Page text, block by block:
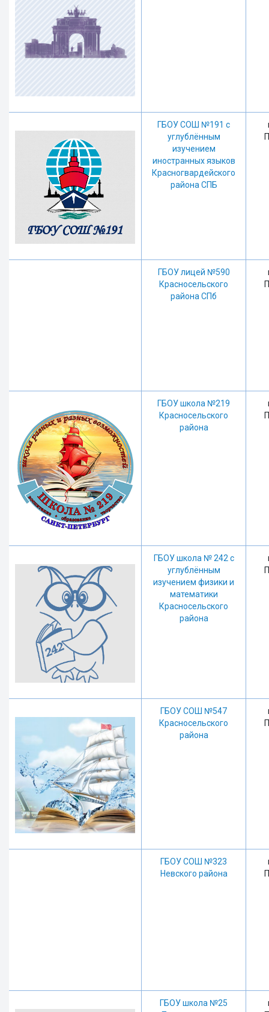
ГБОУ СОШ №191 с
углублённым
изучением
иностранных языков
Красногвардейского
района СПБ
ГБОУ лицей №590
Красносельского
района СПб
ГБОУ школа №219
Красносельского
района
ГБОУ школа № 242 с
углублённым
изучением физики и
математики
Красносельского
района
ГБОУ СОШ №547
Красносельского
района
ГБОУ СОШ №323
Невского района
ГБОУ школа №25